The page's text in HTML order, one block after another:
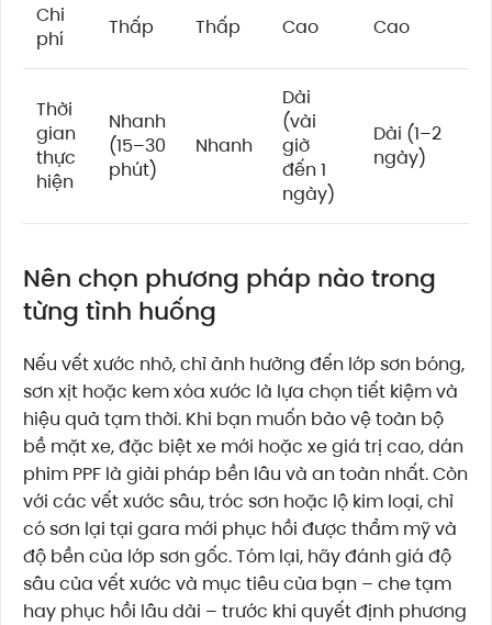
Chi
phí
Thấp Thấp Cao Cao
Thời
gian
thực
hiện
Nhanh
(15–30
phút)
Nhanh
Dài
(vài
giờ
đến 1
ngày)
Dài (1–2
ngày)
Nên chọn phương pháp nào trong
từng tình huống
Nếu vết xước nhỏ, chỉ ảnh hưởng đến lớp sơn bóng,
sơn xịt hoặc kem xóa xước là lựa chọn tiết kiệm và
hiệu quả tạm thời. Khi bạn muốn bảo vệ toàn bộ
bề mặt xe, đặc biệt xe mới hoặc xe giá trị cao, dán
phim PPF là giải pháp bền lâu và an toàn nhất. Còn
với các vết xước sâu, tróc sơn hoặc lộ kim loại, chỉ
có sơn lại tại gara mới phục hồi được thẩm mỹ và
độ bền của lớp sơn gốc. Tóm lại, hãy đánh giá độ
sâu của vết xước và mục tiêu của bạn – che tạm
hay phục hồi lâu dài – trước khi quyết định phương